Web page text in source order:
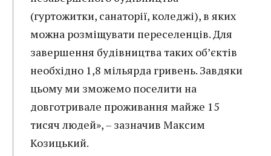
(гуртожитки, санаторії, коледжі), в яких
можна розміщувати переселенців. Для
завершення будівництва таких об’єктів
необхідно 1,8 мільярда гривень. Завдяки
цьому ми зможемо поселити на
довготривале проживання майже 15
тисяч людей», – зазначив Максим
Козицький.